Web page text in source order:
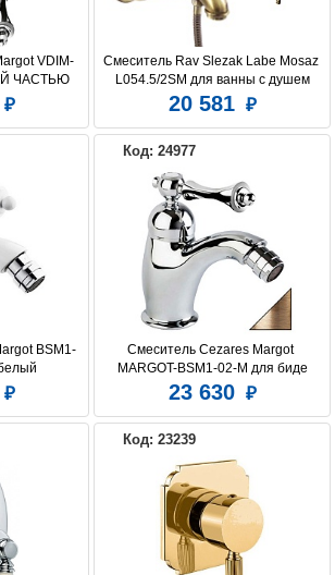
VDIM-
ЧАСТЬЮ
Смеситель Rav Slezak Labe Mosaz
L054.5/2SM для ванны с душем
20 581
BSM1-
Код: 24977
Смеситель Cezares Margot
MARGOT-BSM1-02-M для биде
23 630
Код: 23239